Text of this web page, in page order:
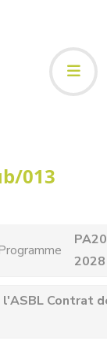
013
2028
l'ASBL Contrat